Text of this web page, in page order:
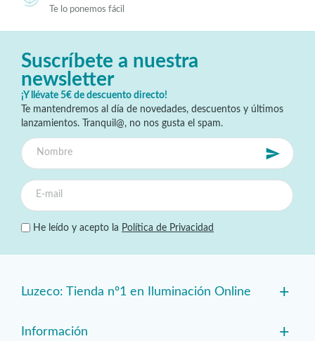
Te lo ponemos fácil
Suscríbete a nuestra
newsletter
¡Y llévate 5€ de descuento directo!
Te mantendremos al día de novedades, descuentos y últimos
lanzamientos. Tranquil@, no nos gusta el spam.
He leído y acepto la Política de Privacidad
Luzeco: Tienda nº1 en Iluminación Online +
Información +